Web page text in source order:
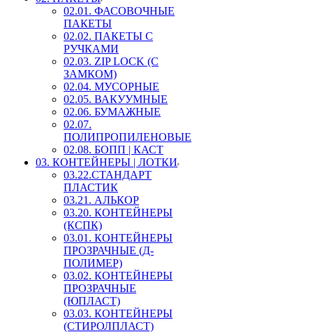
02.01. ФАСОВОЧНЫЕ
ПАКЕТЫ
02.02. ПАКЕТЫ С
РУЧКАМИ
02.03. ZIP LOСK (С
ЗАМКОМ)
02.04. МУСОРНЫЕ
02.05. ВАКУУМНЫЕ
02.06. БУМАЖНЫЕ
02.07.
ПОЛИПРОПИЛЕНОВЫЕ
02.08. БОПП | КАСТ
03. КОНТЕЙНЕРЫ | ЛОТКИ
03.22.СТАНДАРТ
ПЛАСТИК
03.21. АЛЬКОР
03.20. КОНТЕЙНЕРЫ
(КСПК)
03.01. КОНТЕЙНЕРЫ
ПРОЗРАЧНЫЕ (Д-
ПОЛИМЕР)
03.02. КОНТЕЙНЕРЫ
ПРОЗРАЧНЫЕ
(ЮПЛАСТ)
03.03. КОНТЕЙНЕРЫ
(СТИРОЛПЛАСТ)